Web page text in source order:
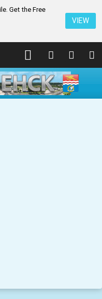
Get the Free
VIEW